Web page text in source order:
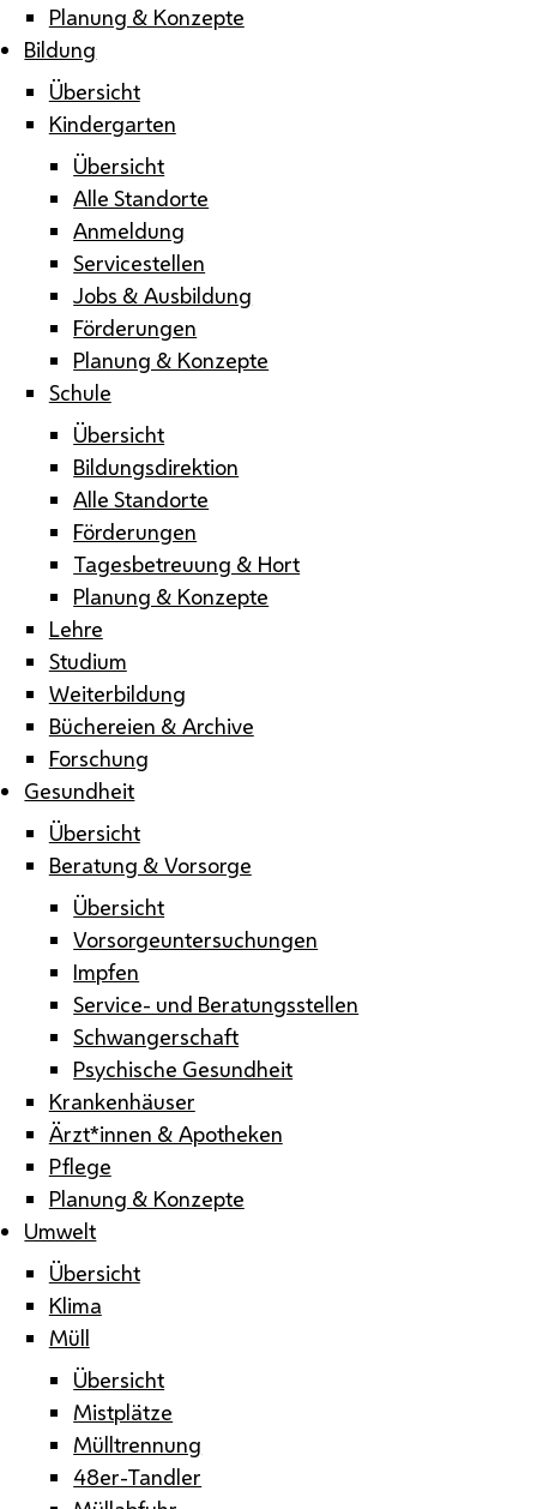
Planung & Konzepte
Bildung
Übersicht
Kindergarten
Übersicht
Alle Standorte
Anmeldung
Servicestellen
Jobs & Ausbildung
Förderungen
Planung & Konzepte
Schule
Übersicht
Bildungsdirektion
Alle Standorte
Förderungen
Tagesbetreuung & Hort
Planung & Konzepte
Lehre
Studium
Weiterbildung
Büchereien & Archive
Forschung
Gesundheit
Übersicht
Beratung & Vorsorge
Übersicht
Vorsorgeuntersuchungen
Impfen
Service- und Beratungsstellen
Schwangerschaft
Psychische Gesundheit
Krankenhäuser
Ärzt*innen & Apotheken
Pflege
Planung & Konzepte
Umwelt
Übersicht
Klima
Müll
Übersicht
Mistplätze
Mülltrennung
48er-Tandler